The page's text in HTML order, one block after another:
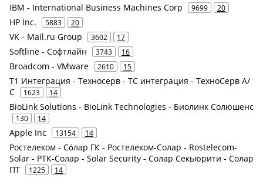
IBM - International Business Machines Corp 9699 20
HP Inc. 5883 20
VK - Mail.ru Group 3602 17
Softline - Софтлайн 3743 16
Broadcom - VMware 2610 15
Т1 Интеграция - Техносерв - ТС интеграция - ТехноСерв А/
С
1623 14
BioLink Solutions - BioLink Technologies - Биолинк Солюшенс
130 14
Apple Inc 13154 14
Ростелеком - Сόлар ГК - Ростелеком-Солар - Rostelecom-
Solar - РТК-Солар - Solar Security - Солар Секьюрити - Солар
ПТ
1225 14